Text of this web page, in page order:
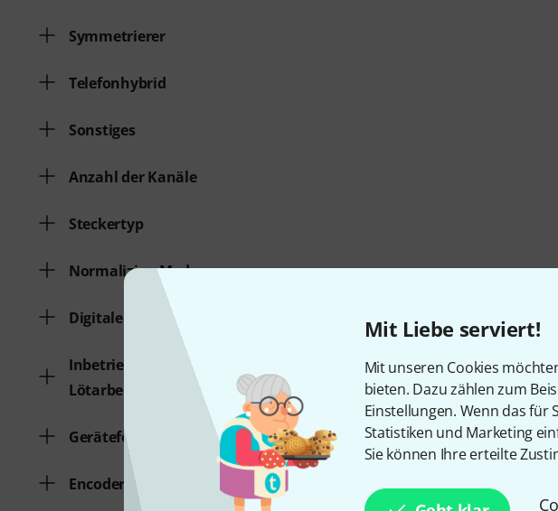
Mit Liebe serviert!
Mit unseren Cookies
bieten. Dazu zählen zum
Einstellungen. Wenn das für
Statistiken und Marketing
Sie können Ihre erteilte
Symmetrierer
Telefonhybrid
Sonstiges
Anzahl der Kanäle
Steckertyp
Normalizing Mode
Digitale Patchbay
Inbetriebnahme erfordert
Lötarbeiten
Geräteformat
Encoder / Decoder